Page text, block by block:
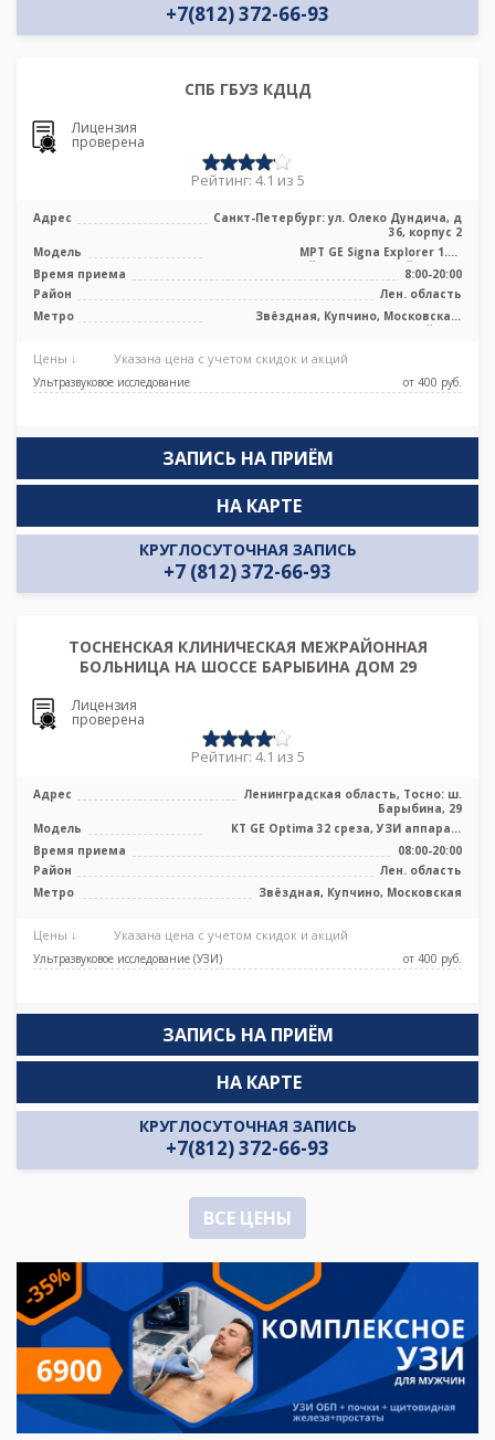
+7(812) 372-66-93
СПБ ГБУЗ КДЦД
Лицензия
проверена
Рейтинг: 4.1 из 5
Адрес
Санкт-Петербург: ул. Олеко Дундича, д
36, корпус 2
Модель
МРТ GE Signa Explorer 1.5T
высокопольный полуоткрытый тип, КТ
Toshiba ...
Время приема
8:00-20:00
Район
Лен. область
Метро
Звёздная, Купчино, Московская,
Шушары, Дунайская
Цены ↓ Указана цена с учетом скидок и акций
Ультразвуковое исследование от 400 pуб.
ЗАПИСЬ НА ПРИЁМ
КРУГЛОСУТОЧНАЯ ЗАПИСЬ
+7 (812) 372-66-93
НА КАРТЕ
ТОСНЕНСКАЯ КЛИНИЧЕСКАЯ МЕЖРАЙОННАЯ
БОЛЬНИЦА НА ШОССЕ БАРЫБИНА ДОМ 29
Лицензия
проверена
Рейтинг: 4.1 из 5
Адрес
Ленинградская область, Тосно: ш.
Барыбина, 29
Модель
КТ GE Optima 32 среза, УЗИ аппарат,
рентген аппарат
Время приема
08:00-20:00
Район
Лен. область
Метро
Звёздная, Купчино, Московская
Цены ↓ Указана цена с учетом скидок и акций
Ультразвуковое исследование (УЗИ) от 400 pуб.
ЗАПИСЬ НА ПРИЁМ
КРУГЛОСУТОЧНАЯ ЗАПИСЬ
+7(812) 372-66-93
НА КАРТЕ
ВСЕ ЦЕНЫ